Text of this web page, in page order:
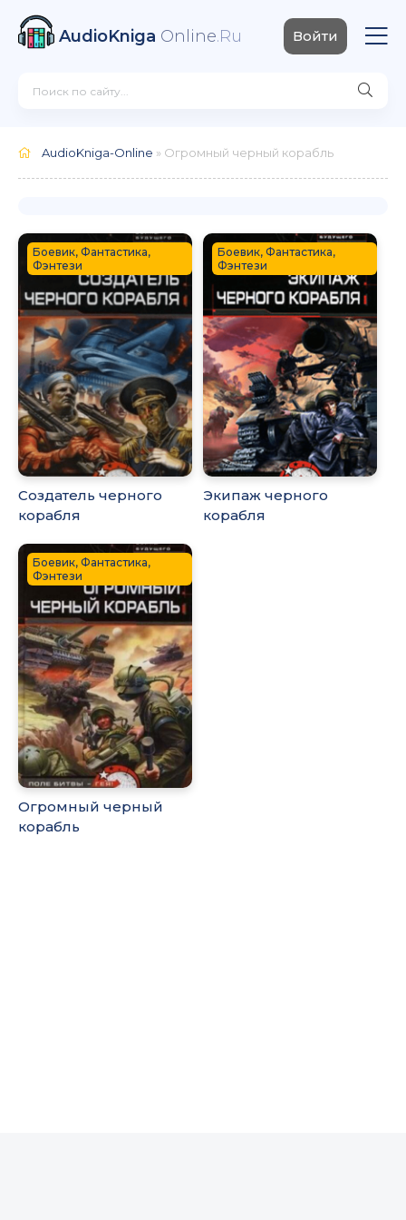
AudioKniga Online.Ru Войти
AudioKniga-Online » Огромный черный корабль
Боевик, Фантастика,
Фэнтези
Создатель черного
корабля
Боевик, Фантастика,
Фэнтези
Экипаж черного
корабля
Боевик, Фантастика,
Фэнтези
Огромный черный
корабль